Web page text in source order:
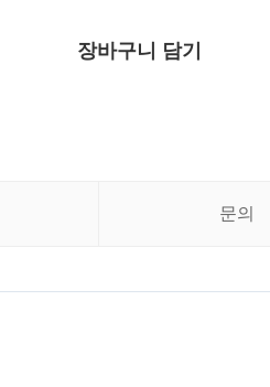
장바구니 담기
문의